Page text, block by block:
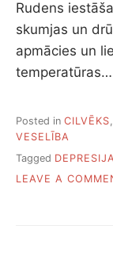
Rudens
skumjas un
apmācies un
temperatūras…
Posted in CILVĒKS,
VESELĪBA
Tagged DEPRESIJA
LEAVE A